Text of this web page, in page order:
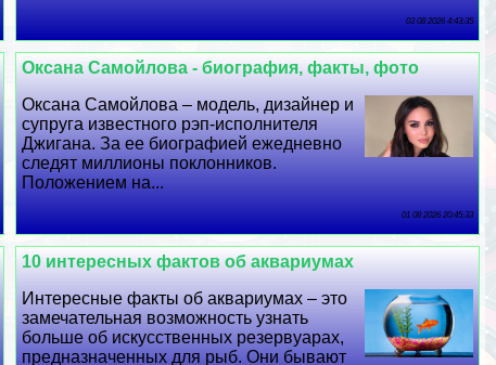
03 08 2026 4:43:35
Оксана Самойлова - биография, факты, фото
Оксана Самойлова – модель, дизайнер и
супруга известного рэп-исполнителя
Джигана. За ее биографией ежедневно
следят миллионы поклонников.
Положением на...
01 08 2026 20:45:33
10 интересных фактов об аквариумах
Интересные факты об аквариумах – это
замечательная возможность узнать
больше об искусственных резервуарах,
предназначенных для рыб. Они бывают